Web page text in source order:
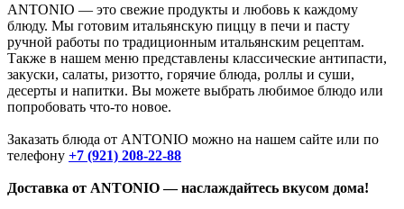
ANTONIO — это свежие продукты и любовь к каждому
блюду. Мы готовим итальянскую пиццу в печи и пасту
ручной работы по традиционным итальянским рецептам.
Также в нашем меню представлены классические антипасти,
закуски, салаты, ризотто, горячие блюда, роллы и суши,
десерты и напитки. Вы можете выбрать любимое блюдо или
попробовать что-то новое.
Заказать блюда от ANTONIO можно на нашем сайте или по
телефону +7 (921) 208-22-88
Доставка от ANTONIO — наслаждайтесь вкусом дома!